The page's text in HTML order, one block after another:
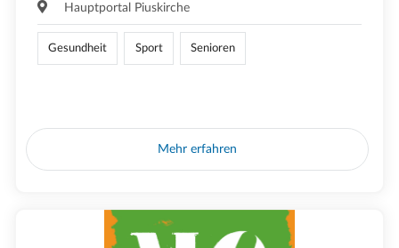
Hauptportal Piuskirche
Gesundheit Sport Senioren
Mehr erfahren